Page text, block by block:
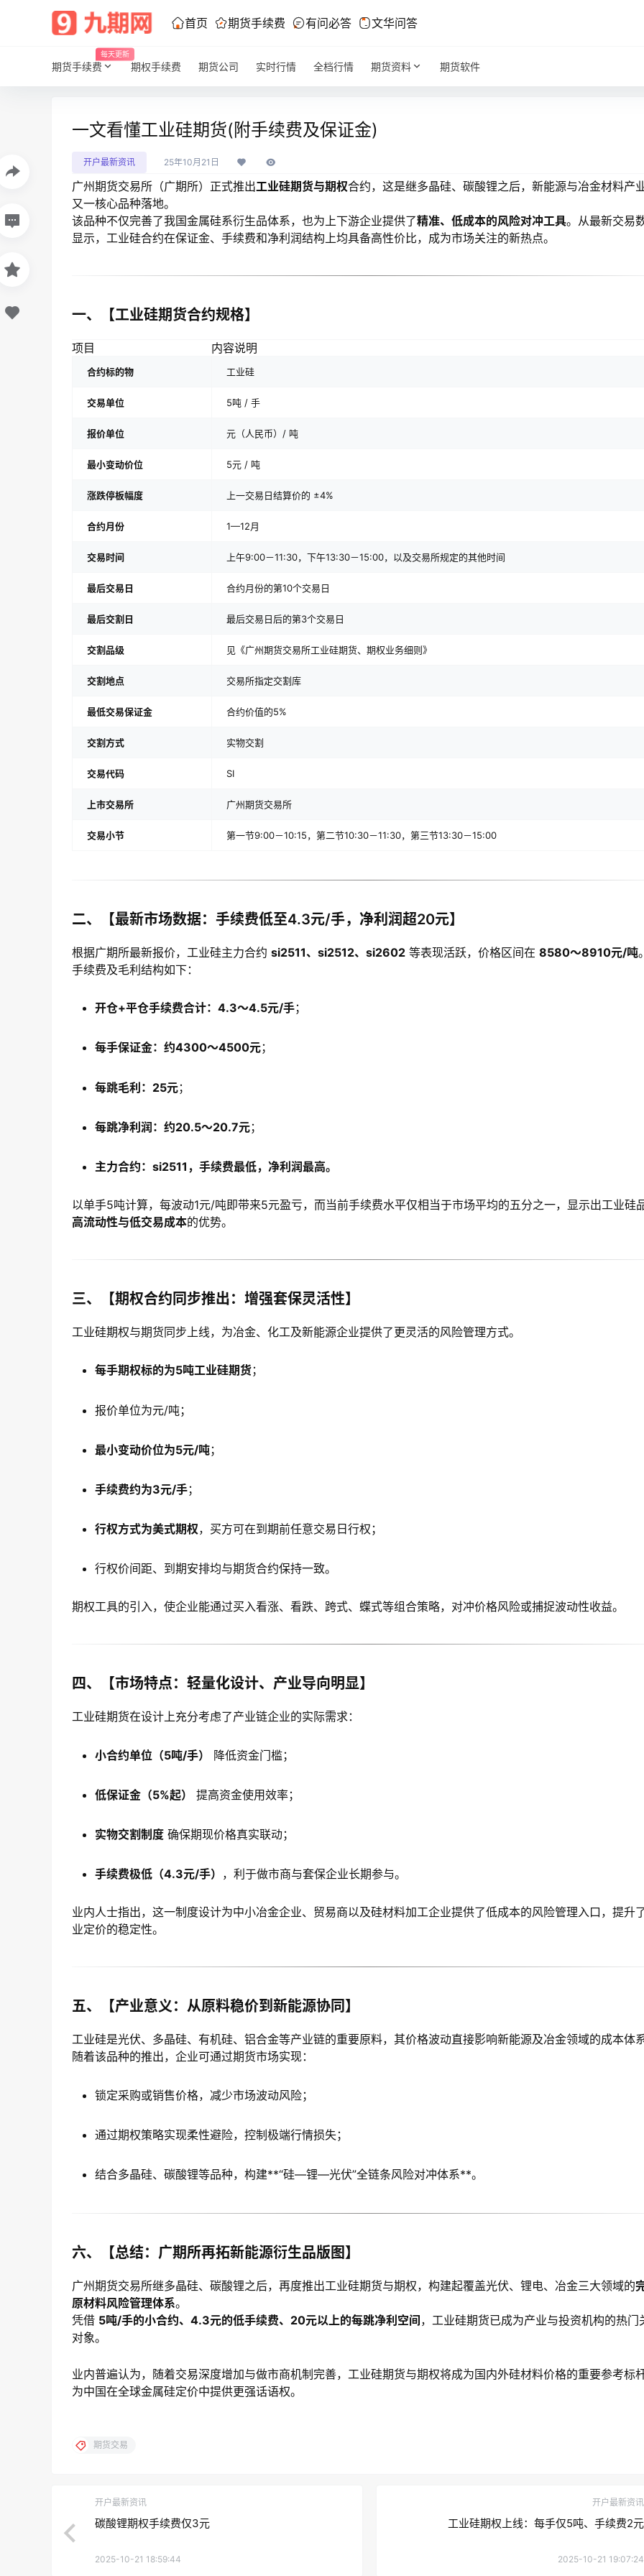
首页 期货手续费 有问必答 文华问答
期货手续费
每天更新
期权手续费 期货公司 实时行情 全档行情 期货资料 期货软件
一文看懂工业硅期货(附手续费及保证金)
开户最新资讯 25年10月21日
广州期货交易所（广期所）正式推出工业硅期货与期权合约，这是继多晶硅、碳酸锂之后，新能源与冶金材料产
又一核心品种落地。
该品种不仅完善了我国金属硅系衍生品体系，也为上下游企业提供了精准、低成本的风险对冲工具。从最新交易
显示，工业硅合约在保证金、手续费和净利润结构上均具备高性价比，成为市场关注的新热点。
一、【工业硅期货合约规格】
项目 内容说明
合约标的物 工业硅
交易单位 5吨 / 手
报价单位 元（人民币）/ 吨
最小变动价位 5元 / 吨
涨跌停板幅度 上一交易日结算价的 ±4%
合约月份 1—12月
交易时间 上午9:00－11:30，下午13:30－15:00，以及交易所规定的其他时间
最后交易日 合约月份的第10个交易日
最后交割日 最后交易日后的第3个交易日
交割品级 见《广州期货交易所工业硅期货、期权业务细则》
交割地点 交易所指定交割库
最低交易保证金 合约价值的5%
交割方式 实物交割
交易代码 SI
上市交易所 广州期货交易所
交易小节 第一节9:00－10:15，第二节10:30－11:30，第三节13:30－15:00
二、【最新市场数据：手续费低至4.3元/手，净利润超20元】
根据广期所最新报价，工业硅主力合约 si2511、si2512、si2602 等表现活跃，价格区间在 8580～8910元/吨
手续费及毛利结构如下：
开仓+平仓手续费合计：4.3～4.5元/手；
每手保证金：约4300～4500元；
每跳毛利：25元；
每跳净利润：约20.5～20.7元；
主力合约：si2511，手续费最低，净利润最高。
以单手5吨计算，每波动1元/吨即带来5元盈亏，而当前手续费水平仅相当于市场平均的五分之一，显示出工业硅
高流动性与低交易成本的优势。
三、【期权合约同步推出：增强套保灵活性】
工业硅期权与期货同步上线，为冶金、化工及新能源企业提供了更灵活的风险管理方式。
每手期权标的为5吨工业硅期货；
报价单位为元/吨；
最小变动价位为5元/吨；
手续费约为3元/手；
行权方式为美式期权，买方可在到期前任意交易日行权；
行权价间距、到期安排均与期货合约保持一致。
期权工具的引入，使企业能通过买入看涨、看跌、跨式、蝶式等组合策略，对冲价格风险或捕捉波动性收益。
四、【市场特点：轻量化设计、产业导向明显】
工业硅期货在设计上充分考虑了产业链企业的实际需求：
小合约单位（5吨/手） 降低资金门槛；
低保证金（5%起） 提高资金使用效率；
实物交割制度 确保期现价格真实联动；
手续费极低（4.3元/手） ，利于做市商与套保企业长期参与。
业内人士指出，这一制度设计为中小冶金企业、贸易商以及硅材料加工企业提供了低成本的风险管理入口，提升
业定价的稳定性。
五、【产业意义：从原料稳价到新能源协同】
工业硅是光伏、多晶硅、有机硅、铝合金等产业链的重要原料，其价格波动直接影响新能源及冶金领域的成本体
随着该品种的推出，企业可通过期货市场实现：
锁定采购或销售价格，减少市场波动风险；
通过期权策略实现柔性避险，控制极端行情损失；
结合多晶硅、碳酸锂等品种，构建**“硅—锂—光伏”全链条风险对冲体系**。
六、【总结：广期所再拓新能源衍生品版图】
广州期货交易所继多晶硅、碳酸锂之后，再度推出工业硅期货与期权，构建起覆盖光伏、锂电、冶金三大领域的
原材料风险管理体系。
凭借 5吨/手的小合约、4.3元的低手续费、20元以上的每跳净利空间，工业硅期货已成为产业与投资机构的热门
对象。
业内普遍认为，随着交易深度增加与做市商机制完善，工业硅期货与期权将成为国内外硅材料价格的重要参考标
为中国在全球金属硅定价中提供更强话语权。
期货交易
开户最新资讯
碳酸锂期权手续费仅3元
2025-10-21 18:59:44
开户最新资讯
工业硅期权上线：每手仅5吨、手续费2元
2025-10-21 19:07:24